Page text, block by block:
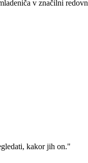
v značilni
kakor jih on."